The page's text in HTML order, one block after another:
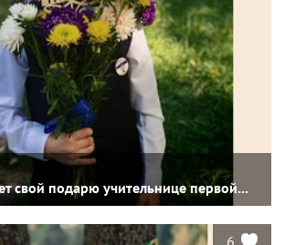
свой подарю учительнице первой...
6